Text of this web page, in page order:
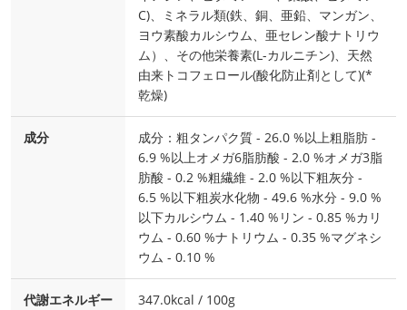
C)、ミネラル類(鉄、銅、亜鉛、マンガン、
ヨウ素酸カルシウム、亜セレン酸ナトリウ
ム）、その他栄養素(L-カルニチン)、天然
由来トコフェロール(酸化防止剤として)(*
乾燥)
成分
成分：粗タンパク質 - 26.0 %以上粗脂肪 -
6.9 %以上オメガ6脂肪酸 - 2.0 %オメガ3脂
肪酸 - 0.2 %粗繊維 - 2.0 %以下粗灰分 -
6.5 %以下粗炭水化物 - 49.6 %水分 - 9.0 %
以下カルシウム - 1.40 %リン - 0.85 %カリ
ウム - 0.60 %ナトリウム - 0.35 %マグネシ
ウム - 0.10 %
代謝エネルギー 347.0kcal / 100g